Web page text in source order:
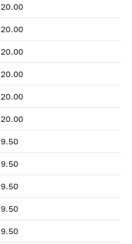
20.00
20.00
20.00
20.00
20.00
20.00
9.50
9.50
9.50
9.50
9.50